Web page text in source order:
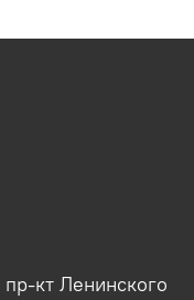
кт Ленинского